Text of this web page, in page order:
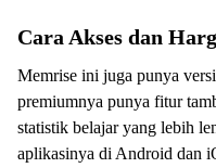
Cara Akses dan
Memrise ini juga punya
premiumnya punya fitur
statistik belajar yang lebih
aplikasinya di Android dan